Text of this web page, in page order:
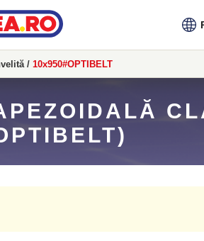
/ 10x950#OPTIBELT